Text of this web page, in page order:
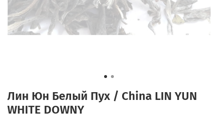
Лин Юн Белый Пух / China LIN YUN
WHITE DOWNY